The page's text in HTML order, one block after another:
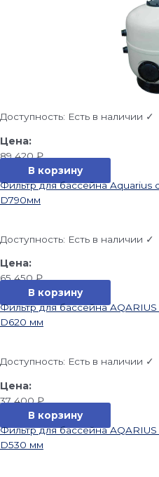
Доступность: Есть в наличии ✓
89 420₽
В корзину
Фильтр для бассейна Aquarius
D790мм
Доступность: Есть в наличии ✓
65 450₽
В корзину
Фильтр для бассейна
D620 мм
Доступность: Есть в наличии ✓
37 400₽
В корзину
Фильтр для бассейна
D530 мм